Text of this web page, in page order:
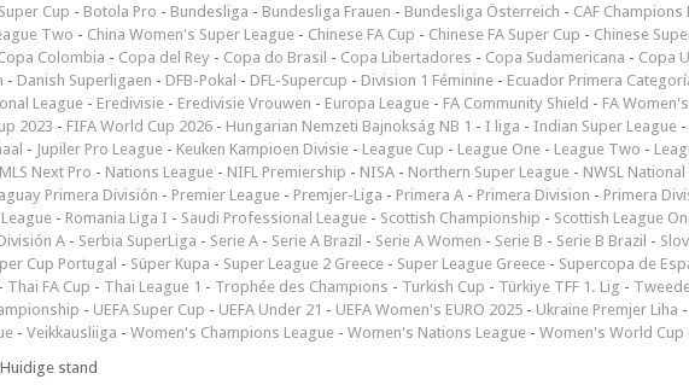
Cup - Botola Pro - Bundesliga - Bundesliga Frauen - Bundesliga Österreich - CAF Champions
Two - China Women's Super League - Chinese FA Cup - Chinese FA Super Cup - Chinese
Colombia - Copa del Rey - Copa do Brasil - Copa Libertadores - Copa Sudamericana - Copa
- Danish Superligaen - DFB-Pokal - DFL-Supercup - Division 1 Féminine - Ecuador Primera
League - Eredivisie - Eredivisie Vrouwen - Europa League - FA Community Shield - FA
2023 - FIFA World Cup 2026 - Hungarian Nemzeti Bajnokság NB 1 - I liga - Indian Super League -
- Jupiler Pro League - Keuken Kampioen Divisie - League Cup - League One - League Two -
MLS Next Pro - Nations League - NIFL Premiership - NISA - Northern Super League - NWSL
Primera División - Premier League - Premjer-Liga - Primera A - Primera Division - Primera
- Romania Liga I - Saudi Professional League - Scottish Championship - Scottish League
A - Serbia SuperLiga - Serie A - Serie A Brazil - Serie A Women - Serie B - Serie B Brazil -
Cup Portugal - Süper Kupa - Super League 2 Greece - Super League Greece - Supercopa de
- Thai FA Cup - Thai League 1 - Trophée des Champions - Turkish Cup - Türkiye TFF 1. Lig -
- UEFA Super Cup - UEFA Under 21 - UEFA Women's EURO 2025 - Ukraine Premjer Liha -
- Veikkausliiga - Women's Champions League - Women's Nations League - Women's World
stand